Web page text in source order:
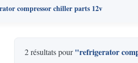
compressor chiller parts 12v
2 résultats pour"refrigerator